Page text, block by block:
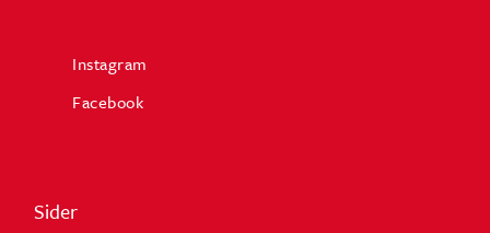
Instagram
Facebook
Sider